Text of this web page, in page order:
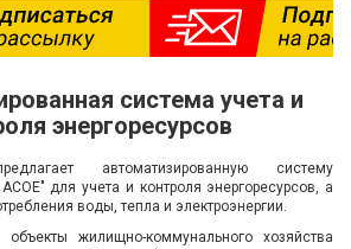
система учета и
энергоресурсов
автоматизированную систему
для учета и контроля энергоресурсов, а
воды, тепла и электроэнергии.
объекты жилищно-коммунального хозяйства